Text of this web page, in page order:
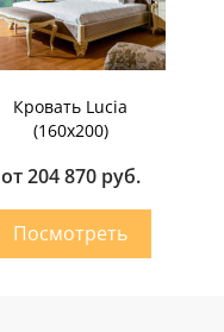
Кровать Lucia
(160х200)
от 204 870 руб.